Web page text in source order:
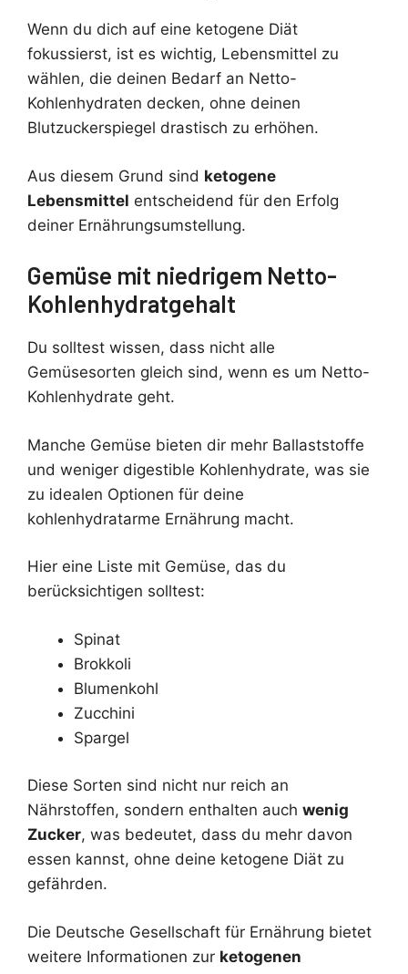
Wenn du dich auf eine ketogene Diät
fokussierst, ist es wichtig, Lebensmittel zu
wählen, die deinen Bedarf an Netto-
Kohlenhydraten decken, ohne deinen
Blutzuckerspiegel drastisch zu erhöhen.
Aus diesem Grund sind ketogene
Lebensmittel entscheidend für den Erfolg
deiner Ernährungsumstellung.
Gemüse mit niedrigem Netto-
Kohlenhydratgehalt
Du solltest wissen, dass nicht alle
Gemüsesorten gleich sind, wenn es um Netto-
Kohlenhydrate geht.
Manche Gemüse bieten dir mehr Ballaststoffe
und weniger digestible Kohlenhydrate, was sie
zu idealen Optionen für deine
kohlenhydratarme Ernährung macht.
Hier eine Liste mit Gemüse, das du
berücksichtigen solltest:
Spinat
Brokkoli
Blumenkohl
Zucchini
Spargel
Diese Sorten sind nicht nur reich an
Nährstoffen, sondern enthalten auch wenig
Zucker, was bedeutet, dass du mehr davon
essen kannst, ohne deine ketogene Diät zu
gefährden.
Die Deutsche Gesellschaft für Ernährung bietet
weitere Informationen zur ketogenen